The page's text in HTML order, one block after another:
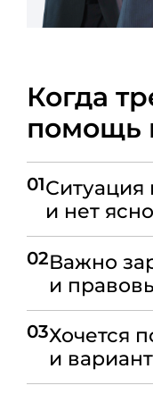
Когда
помощь
01Ситуация
и нет
02Важно
и
03Хочется
и